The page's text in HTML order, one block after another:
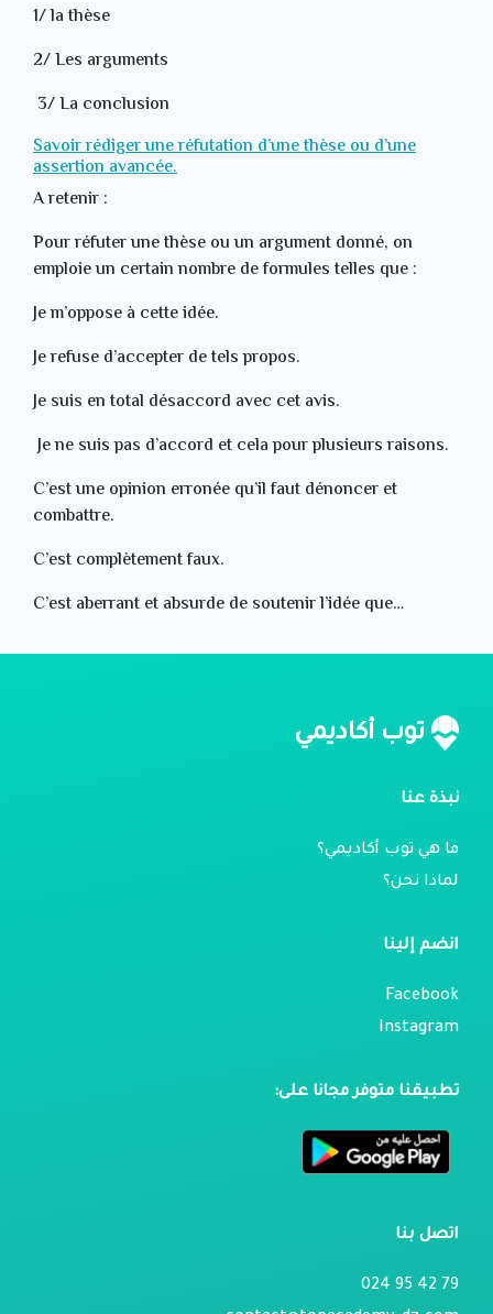
1/ la thèse
2/ Les arguments
3/ La conclusion
Savoir rédiger une réfutation d’une thèse ou d’une
assertion avancée.
A retenir :
Pour réfuter une thèse ou un argument donné, on
emploie un certain nombre de formules telles que :
Je m’oppose à cette idée.
Je refuse d’accepter de tels propos.
Je suis en total désaccord avec cet avis.
Je ne suis pas d’accord et cela pour plusieurs raisons.
C’est une opinion erronée qu’il faut dénoncer et
combattre.
C’est complètement faux.
C’est aberrant et absurde de soutenir l’idée que…
توب أكاديمي
نبذة عنا
ما هي توب أكاديمي؟
لماذا نحن؟
انضم إلينا
Facebook
Instagram
تطبيقنا متوفر مجانا على:
اتصل بنا
79 42 95 024